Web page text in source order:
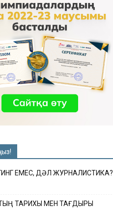
ЕМЕС, ДӘЛ ЖУРНАЛИСТИКА?
ТАРИХЫ МЕН ТАҒДЫРЫ